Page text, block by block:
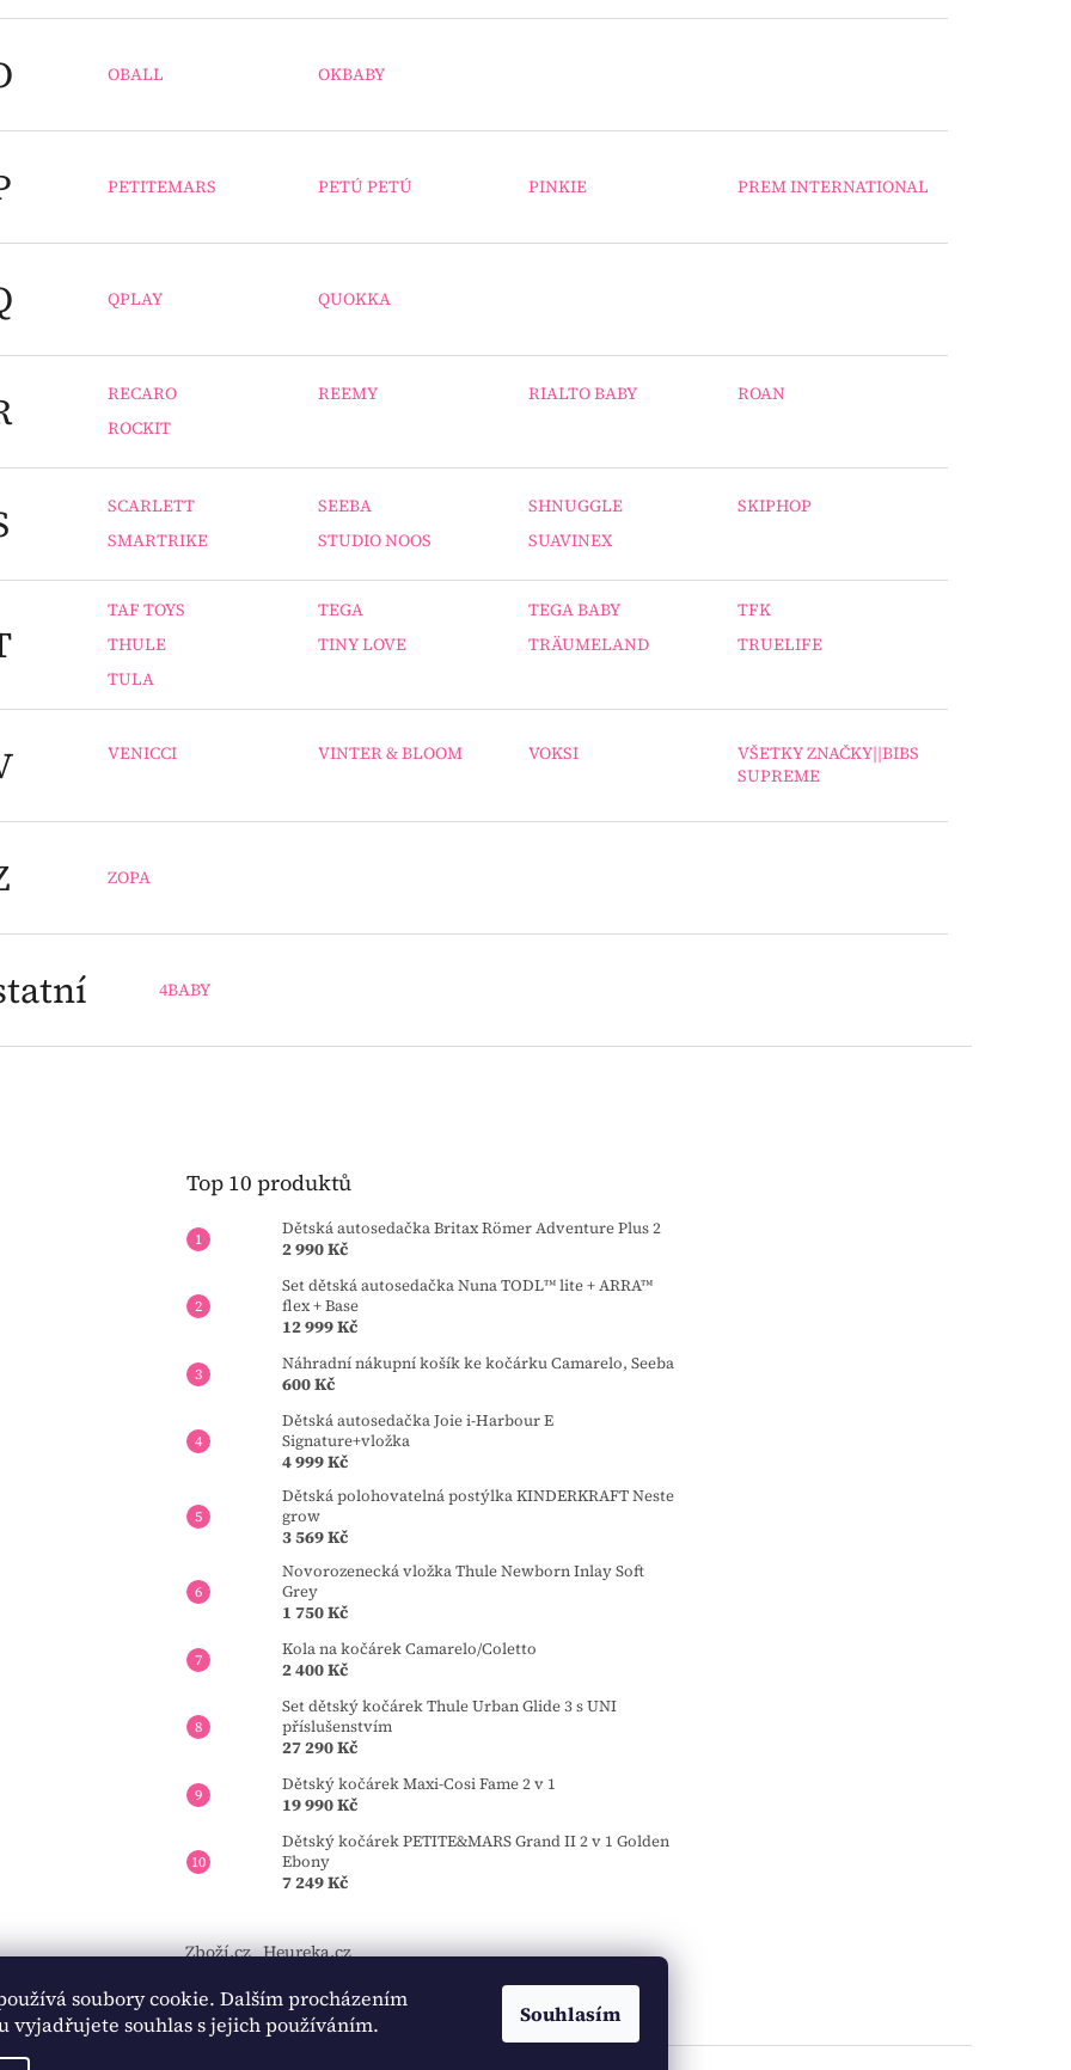
soubory cookie. Dalším procházením
vyjadřujete souhlas s jejich používáním.
Souhlasím
OBALL OKBABY
PETITEMARS PETÚ PETÚ PINKIE PREM INTERNATIONAL
QPLAY QUOKKA
RECARO REEMY RIALTO BABY
ROAN
ROCKIT
SCARLETT SEEBA SHNUGGLE
SKIPHOP
SMARTRIKE
STUDIO NOOS SUAVINEX
TAF TOYS TEGA TEGA BABY
TFK
THULE
TINY LOVE TRÄUMELAND
TRUELIFE
TULA
VENICCI VINTER & BLOOM VOKSI
VŠETKY ZNAČKY||BIBS
SUPREME
ZOPA
4BABY
Top 10 produktů
Dětská autosedačka Britax Römer Adventure Plus 2
2 990 Kč
Set dětská autosedačka Nuna TODL™ lite + ARRA™
flex + Base
12 999 Kč
Náhradní nákupní košík ke kočárku Camarelo, Seeba
600 Kč
Dětská autosedačka Joie i-Harbour E
Signature+vložka
4 999 Kč
Dětská polohovatelná postýlka KINDERKRAFT Neste
grow
3 569 Kč
Novorozenecká vložka Thule Newborn Inlay Soft
Grey
1 750 Kč
Kola na kočárek Camarelo/Coletto
2 400 Kč
Set dětský kočárek Thule Urban Glide 3 s UNI
příslušenstvím
27 290 Kč
Dětský kočárek Maxi-Cosi Fame 2 v 1
19 990 Kč
Dětský kočárek PETITE&MARS Grand II 2 v 1 Golden
Ebony
7 249 Kč
Zboží.cz Heureka.cz
https://tourmkr.com/F1eycVcPEw